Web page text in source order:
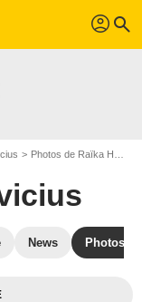
profil search
Photos de Raïka Hazanavicius
News Photos